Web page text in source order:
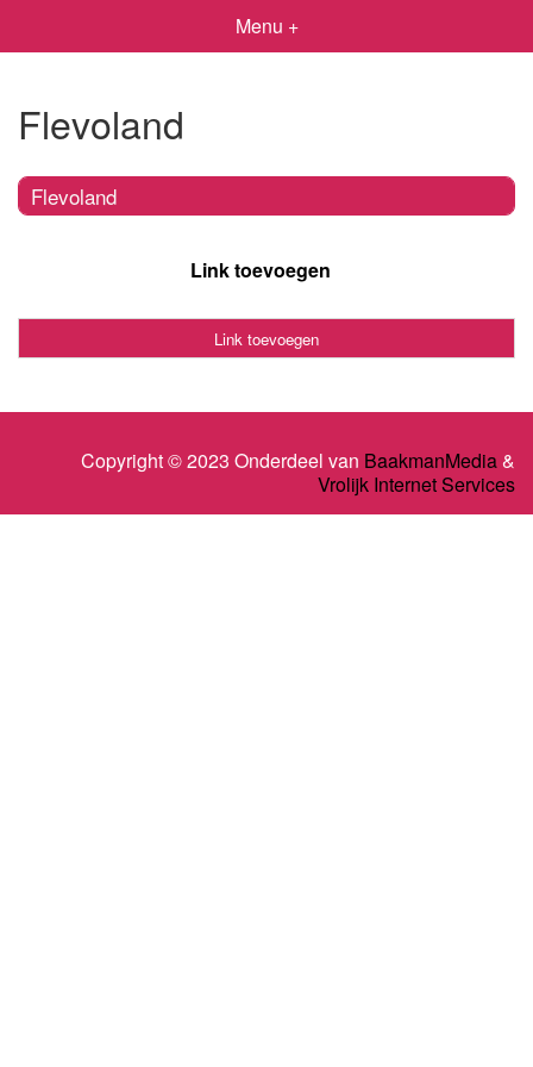
Menu +
Flevoland
Flevoland
Link toevoegen
Link toevoegen
Copyright © 2023 Onderdeel van BaakmanMedia&
Vrolijk Internet Services